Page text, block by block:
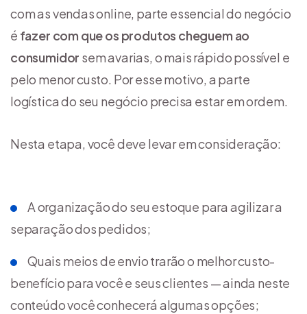
com as vendas online, parte essencial do negócio
é fazer com que os produtos cheguem ao
consumidor sem avarias, o mais rápido possível e
pelo menor custo. Por esse motivo, a parte
logística do seu negócio precisa estar em ordem.
Nesta etapa, você deve levar em consideração:
A organização do seu estoque para agilizar a
separação dos pedidos;
Quais meios de envio trarão o melhor custo-
benefício para você e seus clientes — ainda neste
conteúdo você conhecerá algumas opções;